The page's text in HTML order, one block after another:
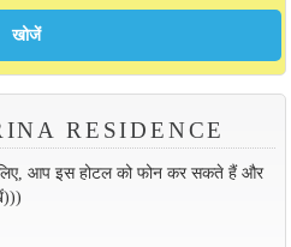
RESIDENCE
आप इस होटल को फोन कर सकते हैं और